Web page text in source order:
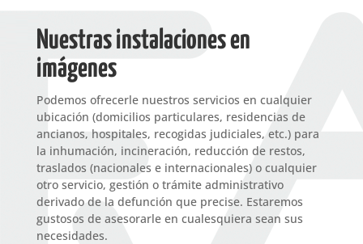
Nuestras instalaciones en
imágenes
Podemos ofrecerle nuestros servicios en cualquier
ubicación (domicilios particulares, residencias de
ancianos, hospitales, recogidas judiciales, etc.) para
la inhumación, incineración, reducción de restos,
traslados (nacionales e internacionales) o cualquier
otro servicio, gestión o trámite administrativo
derivado de la defunción que precise. Estaremos
gustosos de asesorarle en cualesquiera sean sus
necesidades.